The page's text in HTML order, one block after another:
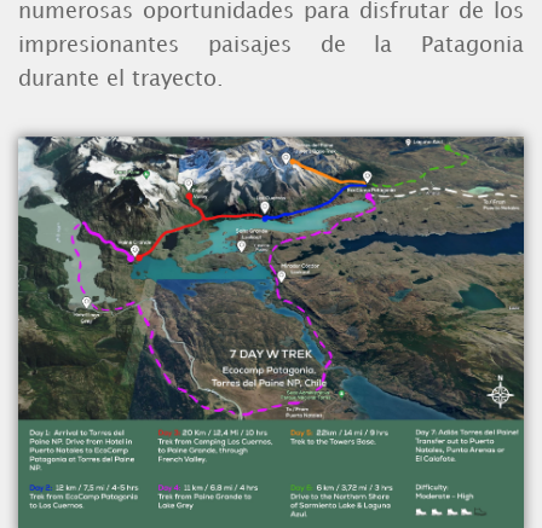
numerosas oportunidades para disfrutar de los
impresionantes paisajes de la Patagonia
durante el trayecto.